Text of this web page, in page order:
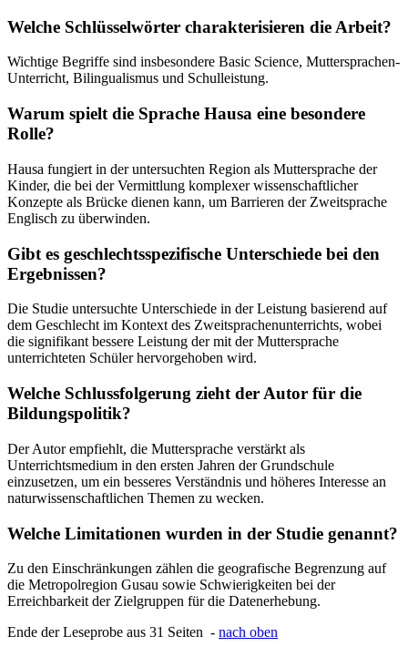
Welche Schlüsselwörter charakterisieren die Arbeit?
Wichtige Begriffe sind insbesondere Basic Science, Muttersprachen-
Unterricht, Bilingualismus und Schulleistung.
Warum spielt die Sprache Hausa eine besondere
Rolle?
Hausa fungiert in der untersuchten Region als Muttersprache der
Kinder, die bei der Vermittlung komplexer wissenschaftlicher
Konzepte als Brücke dienen kann, um Barrieren der Zweitsprache
Englisch zu überwinden.
Gibt es geschlechtsspezifische Unterschiede bei den
Ergebnissen?
Die Studie untersuchte Unterschiede in der Leistung basierend auf
dem Geschlecht im Kontext des Zweitsprachenunterrichts, wobei
die signifikant bessere Leistung der mit der Muttersprache
unterrichteten Schüler hervorgehoben wird.
Welche Schlussfolgerung zieht der Autor für die
Bildungspolitik?
Der Autor empfiehlt, die Muttersprache verstärkt als
Unterrichtsmedium in den ersten Jahren der Grundschule
einzusetzen, um ein besseres Verständnis und höheres Interesse an
naturwissenschaftlichen Themen zu wecken.
Welche Limitationen wurden in der Studie genannt?
Zu den Einschränkungen zählen die geografische Begrenzung auf
die Metropolregion Gusau sowie Schwierigkeiten bei der
Erreichbarkeit der Zielgruppen für die Datenerhebung.
Ende der Leseprobe aus 31 Seiten - nach oben